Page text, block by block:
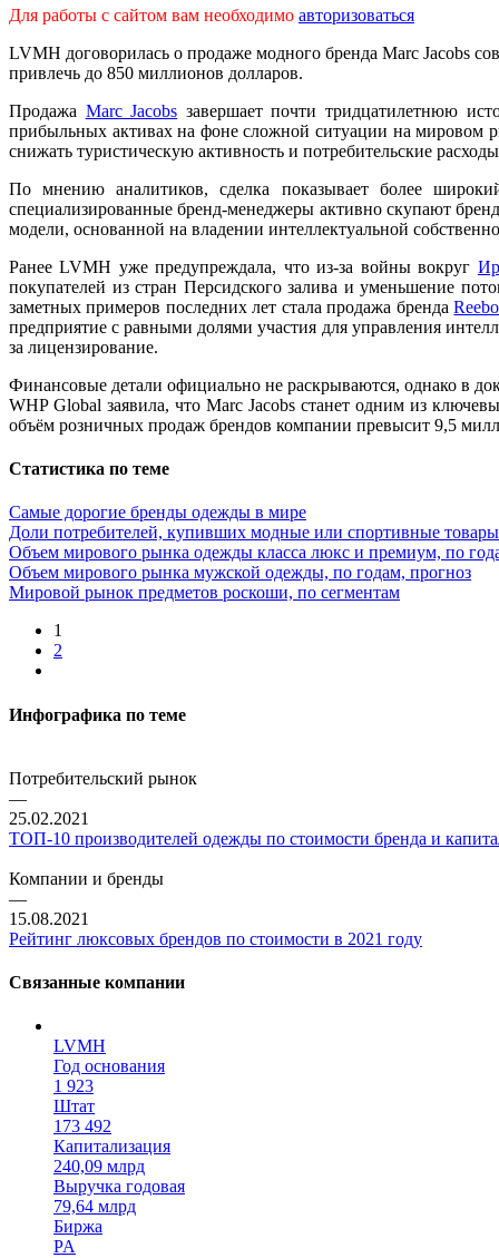
Для работы с сайтом вам необходимо авторизоваться
LVMH договорилась о продаже модного бренда Marc Jacobs
привлечь до 850 миллионов долларов.
Продажа Marc Jacobs завершает почти тридцатилетнюю
прибыльных активах на фоне сложной ситуации на мировом
снижать туристическую активность и потребительские
По мнению аналитиков, сделка показывает более
специализированные бренд-менеджеры активно скупают
модели, основанной на владении интеллектуальной
Ранее LVMH уже предупреждала, что из-за войны вокруг
покупателей из стран Персидского залива и уменьшение
заметных примеров последних лет стала продажа бренда
предприятие с равными долями участия для управления
за лицензирование.
Финансовые детали официально не раскрываются, однако в
WHP Global заявила, что Marc Jacobs станет одним из
объём розничных продаж брендов компании превысит 9,5
Статистика по теме
Самые дорогие бренды одежды в мире
Доли потребителей, купивших модные или спортивные
Объем мирового рынка одежды класса люкс и премиум, по
Объем мирового рынка мужской одежды, по годам, прогноз
Мировой рынок предметов роскоши, по сегментам
1
2
Инфографика по теме
Потребительский рынок
—
25.02.2021
ТОП-10 производителей одежды по стоимости бренда и
Компании и бренды
—
15.08.2021
Рейтинг люксовых брендов по стоимости в 2021 году
Связанные компании
LVMH
Год основания
1 923
Штат
173 492
Капитализация
240,09 млрд
Выручка годовая
79,64 млрд
Биржа
PA